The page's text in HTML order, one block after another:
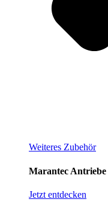
Weiteres Zubehör
Marantec Antriebe
Jetzt entdecken